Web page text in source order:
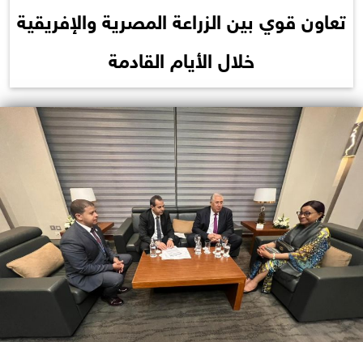
تعاون قوي بين الزراعة المصرية والإفريقية
خلال الأيام القادمة